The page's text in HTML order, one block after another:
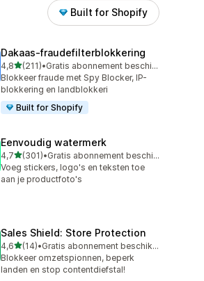
Built for Shopify
Dakaas‑fraudefilterblokkering
4,8van 5 sterren
(211)
211 recensies in totaal
•
Gratis abonnement beschikbaar
Blokkeer fraude met Spy Blocker, IP-
blokkering en landblokkeri
Built for Shopify
Eenvoudig watermerk
4,7van 5 sterren
(301)
301 recensies in totaal
•
Gratis abonnement beschikbaar
Voeg stickers, logo's en teksten toe
aan je productfoto's
Sales Shield: Store Protection
4,6van 5 sterren
(14)
14 recensies in totaal
•
Gratis abonnement beschikbaar
Blokkeer omzetspionnen, beperk
landen en stop contentdiefstal!